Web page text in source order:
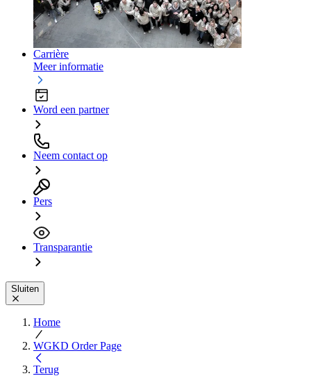
Carrière
Meer informatie
Word een partner
Neem contact op
Pers
Transparantie
Sluiten
Home
WGKD Order Page
Terug